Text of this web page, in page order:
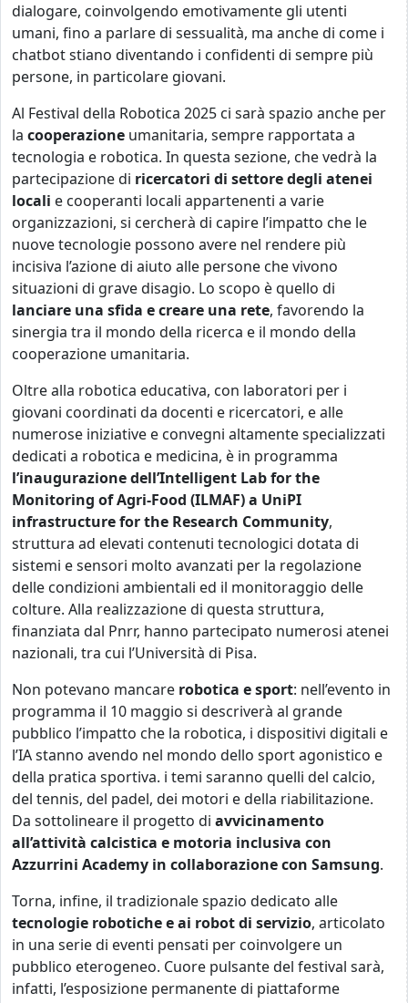
dialogare, coinvolgendo emotivamente gli utenti
umani, fino a parlare di sessualità, ma anche di come i
chatbot stiano diventando i confidenti di sempre più
persone, in particolare giovani.
Al Festival della Robotica 2025 ci sarà spazio anche per
la cooperazione umanitaria, sempre rapportata a
tecnologia e robotica. In questa sezione, che vedrà la
partecipazione di ricercatori di settore degli atenei
locali e cooperanti locali appartenenti a varie
organizzazioni, si cercherà di capire l’impatto che le
nuove tecnologie possono avere nel rendere più
incisiva l’azione di aiuto alle persone che vivono
situazioni di grave disagio. Lo scopo è quello di
lanciare una sfida e creare una rete, favorendo la
sinergia tra il mondo della ricerca e il mondo della
cooperazione umanitaria.
Oltre alla robotica educativa, con laboratori per i
giovani coordinati da docenti e ricercatori, e alle
numerose iniziative e convegni altamente specializzati
dedicati a robotica e medicina, è in programma
l’inaugurazionedell’Intelligent Lab for the
Monitoring of Agri-Food (ILMAF) a UniPI
infrastructure for the Research Community,
struttura ad elevati contenuti tecnologici dotata di
sistemi e sensori molto avanzati per la regolazione
delle condizioni ambientali ed il monitoraggio delle
colture. Alla realizzazione di questa struttura,
finanziata dal Pnrr, hanno partecipato numerosi atenei
nazionali, tra cui l’Università di Pisa.
Non potevano mancare robotica e sport: nell’evento in
programma il 10 maggio si descriverà al grande
pubblico l’impatto che la robotica, i dispositivi digitali e
l’IA stanno avendo nel mondo dello sport agonistico e
della pratica sportiva. i temi saranno quelli del calcio,
del tennis, del padel, dei motori e della riabilitazione.
Da sottolineare il progetto di avvicinamento
all’attività calcistica e motoria inclusiva con
Azzurrini Academy in collaborazione con Samsung.
Torna, infine, il tradizionale spazio dedicato alle
tecnologie robotiche e ai robot di servizio, articolato
in una serie di eventi pensati per coinvolgere un
pubblico eterogeneo. Cuore pulsante del festival sarà,
infatti, l’esposizione permanente di piattaforme